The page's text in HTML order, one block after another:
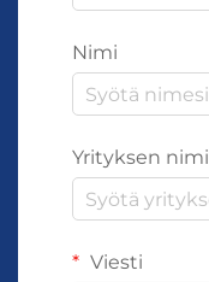
Nimi
Yrityksen nimi
Viesti